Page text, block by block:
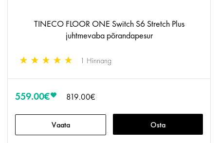
TINECO FLOOR ONE Switch S6 Stretch Plus
juhtmevaba põrandapesur
1 Hinnang
559.00€ 819.00€
Vaata Osta